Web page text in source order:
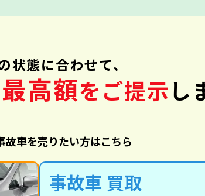
状態に合わせて、
最高額をご提示し
故車を売りたい方はこちら
事故車 買取